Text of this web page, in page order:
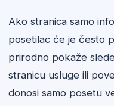
Ako stranica samo
posetilac će je često
prirodno pokaže
stranicu usluge ili
donosi samo posetu